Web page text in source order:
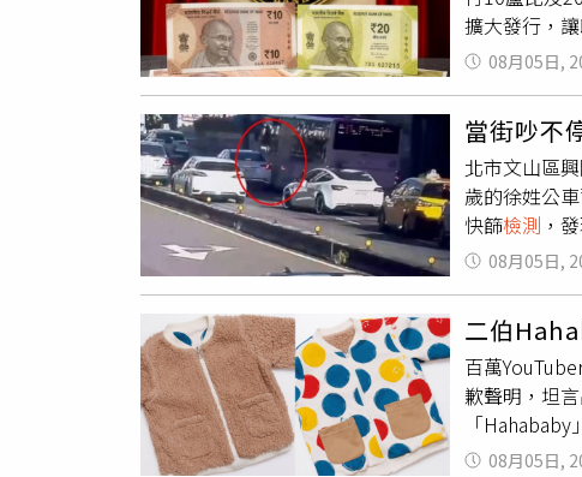
擴大發行，
Express》及
徵求意向書
（BOPP）
刷鑄幣公司
人像圖案、
印鈔設備的
大採購規模
期訂於8月
運據點，相
人員投入本
格，才能參
並擁有供貨
含動物脂肪
目前仍在審
08月05日,
當街吵不
北市文山區
歲的徐姓公
快篩檢測 ，
行駛，於公
找徐男理論
公車司機自
項毒品前科
品不僅嚴重
用路人生命
通秩序與市民
08月05日,
二伯
百萬
歉聲明，坦
「
「Hahababy
08月05日,